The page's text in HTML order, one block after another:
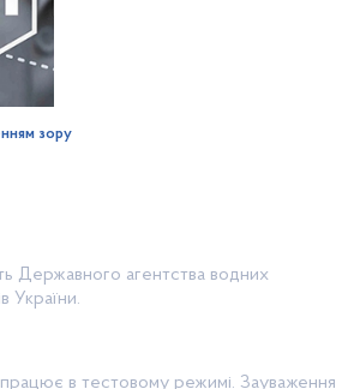
Державного агентства водних
України.
працює в тестовому режимі. Зауваження
зору